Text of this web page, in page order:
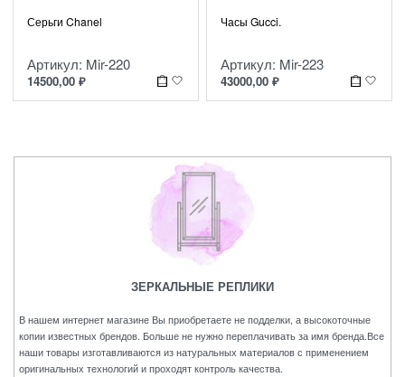
Серьги Chanel
Артикул: Mir-220
14500,00 ₽
Часы Gucci.
Артикул: Mir-223
43000,00 ₽
ЗЕРКАЛЬНЫЕ РЕПЛИКИ
В нашем интернет магазине Вы приобретаете не подделки, а высокоточные
копии известных брендов. Больше не нужно переплачивать за имя бренда.Все
наши товары изготавливаются из натуральных материалов с применением
оригинальных технологий и проходят контроль качества.